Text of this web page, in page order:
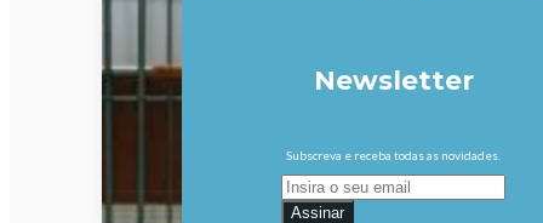
Newsletter
Subscreva e receba todas as novidades.
Assinar